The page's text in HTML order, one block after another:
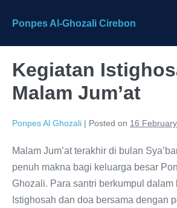
Ponpes Al-Ghozali Cirebon
Kegiatan
Malam Jum’at
Ponpes Al Ghozali | Posted on 16
Malam Jum’at terakhir di bulan
penuh makna bagi keluarga besar
Ghozali. Para santri berkumpul dalam
Istighosah dan doa bersama dengan